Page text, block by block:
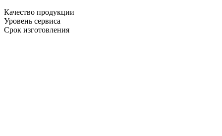
Качество продукции
Уровень сервиса
Срок изготовления